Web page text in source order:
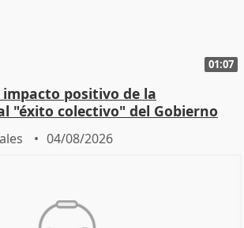
01:07
positivo de la
"éxito colectivo" del Gobierno
04/08/2026